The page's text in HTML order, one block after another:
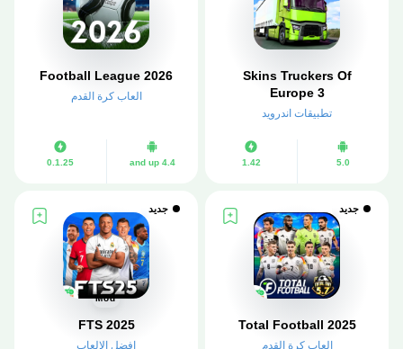
Skins Truckers Of
Europe 3
تطبيقات اندرويد
5.0
1.42
Football League 2026
العاب كرة القدم
4.4 and up
0.1.25
جديد
Total Football 2025
العاب كرة القدم
جديد
Mod
FTS 2025
افضل الالعاب